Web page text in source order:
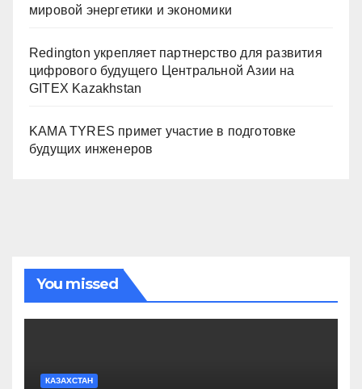
мировой энергетики и экономики
Redington укрепляет партнерство для развития
цифрового будущего Центральной Азии на
GITEX Kazakhstan
KAMA TYRES примет участие в подготовке
будущих инженеров
You missed
КАЗАХСТАН